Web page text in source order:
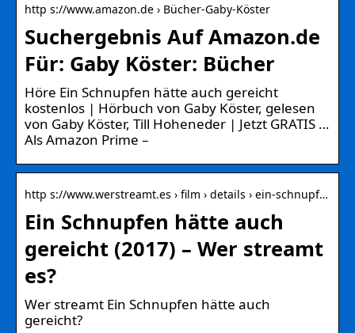
http s://www.amazon.de › Bücher-Gaby-Köster
Suchergebnis Auf Amazon.de
Für: Gaby Köster: Bücher
Höre Ein Schnupfen hätte auch gereicht
kostenlos | Hörbuch von Gaby Köster, gelesen
von Gaby Köster, Till Hoheneder | Jetzt GRATIS …
Als Amazon Prime –
http s://www.werstreamt.es › film › details › ein-schnupf…
Ein Schnupfen hätte auch
gereicht (2017) – Wer streamt
es?
Wer streamt Ein Schnupfen hätte auch
gereicht?